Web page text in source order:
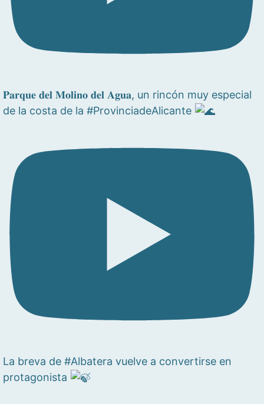
𝐏𝐚𝐫𝐪𝐮𝐞 𝐝𝐞𝐥 𝐌𝐨𝐥𝐢𝐧𝐨 𝐝𝐞𝐥 𝐀𝐠𝐮𝐚, un rincón muy especial
de la costa de la #ProvinciadeAlicante
La breva de #Albatera vuelve a convertirse en
protagonista